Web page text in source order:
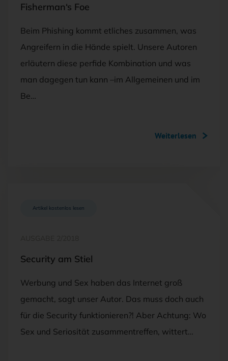
Fisherman‘s Foe
Beim Phishing kommt etliches zusammen, was
Angreifern in die Hände spielt. Unsere Autoren
erläutern diese perfide Kombination und was
man dagegen tun kann –im Allgemeinen und im
Be…
Weiterlesen
Artikel kostenlos lesen
Security am Stiel
Werbung und Sex haben das Internet groß
gemacht, sagt unser Autor. Das muss doch auch
für die Security funktionieren?! Aber Achtung: Wo
Sex und Seriosität zusammentreffen, wittert…